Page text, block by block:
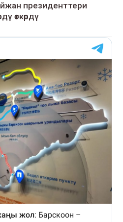
президенттери
өткөрдү